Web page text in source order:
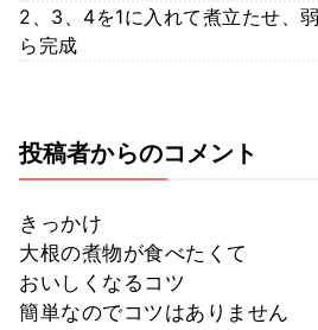
2、3、4を1に入れて煮立たせ、
ら完成
投稿者からのコメント
きっかけ
大根の煮物が食べたくて
おいしくなるコツ
簡単なのでコツはありません